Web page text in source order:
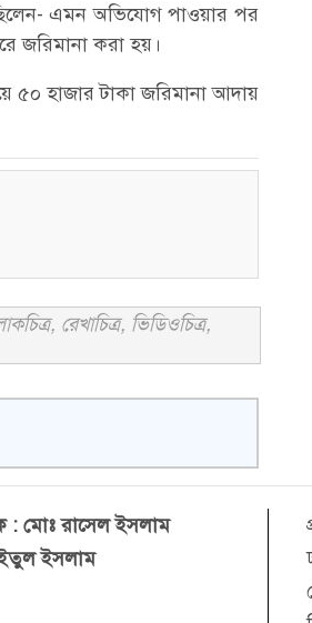
এমন অভিযোগ পাওয়ার পর
জরিমানা করা হয়।
৫০ হাজার টাকা জরিমানা আদায়
রেখাচিত্র, ভিডিওচিত্র,
: মোঃ রাসেল ইসলাম
ইসলাম